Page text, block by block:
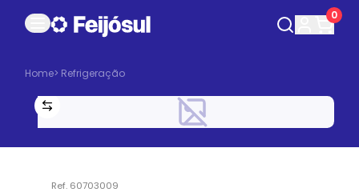
0
Home> Refrigeração
Ref. 60703009